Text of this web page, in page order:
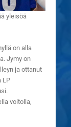
yleisöä
on alla
Jymy on
ja ottanut
LP
voitolla,